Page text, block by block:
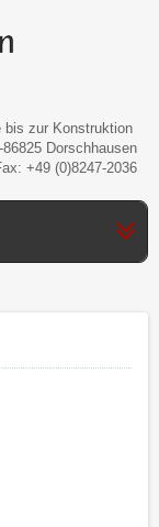
bis zur Konstruktion
Dorschhausen
+49 (0)8247-2036